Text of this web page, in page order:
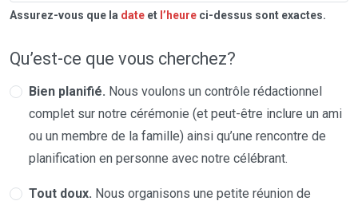
Assurez-vous que la date et l’heure ci-dessus sont exactes.
Qu’est-ce que vous cherchez?
Bien planifié. Nous voulons un contrôle rédactionnel
complet sur notre cérémonie (et peut-être inclure un ami
ou un membre de la famille) ainsi qu’une rencontre de
planification en personne avec notre célébrant.
Tout doux. Nous organisons une petite réunion de